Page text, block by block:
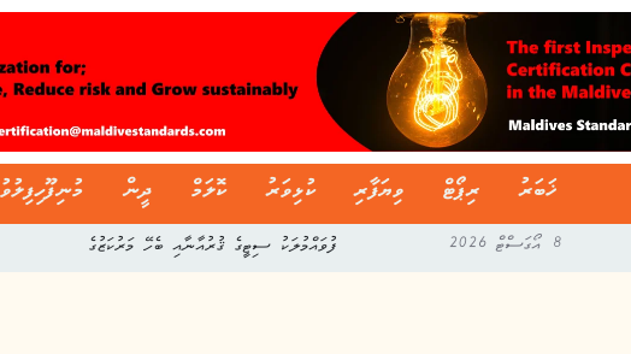
ޚަބަރު ރިޕޯޓް ވިޔަފާރި ކުޅިވަރު ކޮލަމް ދީން
8 އޯގަސްޓް 2026 ފުވައްމުލަކު ސިޓީގެ ޤުރުއާނާއި ބެހޭ މަރުކަޒުގެ